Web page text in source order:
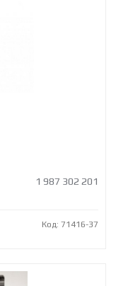
1 987 302 201
Код: 71416-37